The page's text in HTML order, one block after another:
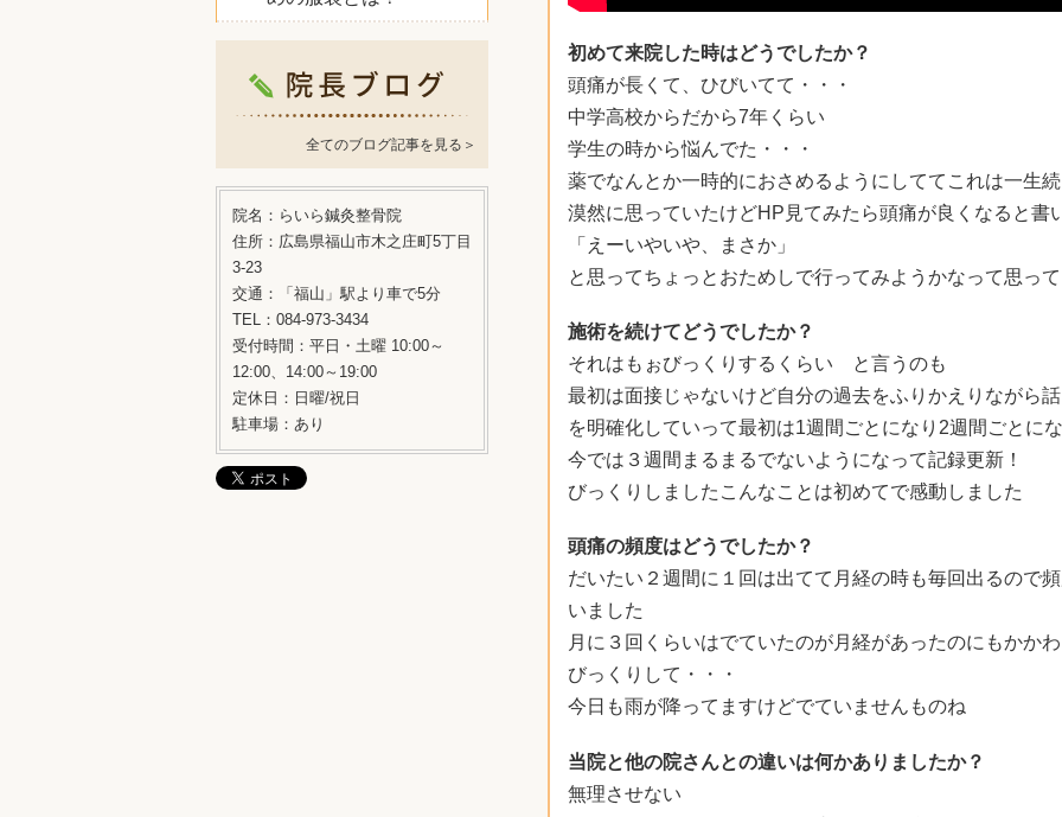
全てのブログ記事を見る＞
院名：らいら鍼灸整骨院
住所：広島県福山市木之庄町5丁目
3-23
交通：「福山」駅より車で5分
TEL：084-973-3434
受付時間：平日・土曜 10:00～
12:00、14:00～19:00
定休日：日曜/祝日
駐車場：あり
初めて来院した時はどうでしたか？
頭痛が長くて、ひびいてて・・・
中学高校からだから7年くらい
学生の時から悩んでた・・・
薬でなんとか一時的におさめるようにしててこれは一生
漠然に思っていたけどHP見てみたら頭痛が良くなると書
「えーいやいや、まさか」
と思ってちょっとおためしで行ってみようかなって思って
施術を続けてどうでしたか？
それはもぉびっくりするくらい と言うのも
最初は面接じゃないけど自分の過去をふりかえりながら
を明確化していって最初は1週間ごとになり2週間ごとに
今では３週間まるまるでないようになって記録更新！
びっくりしましたこんなことは初めてで感動しました
頭痛の頻度はどうでしたか？
だいたい２週間に１回は出てて月経の時も毎回出るので
いました
月に３回くらいはでていたのが月経があったのにもかか
びっくりして・・・
今日も雨が降ってますけどでていませんものね
当院と他の院さんとの違いは何かありましたか？
無理させない